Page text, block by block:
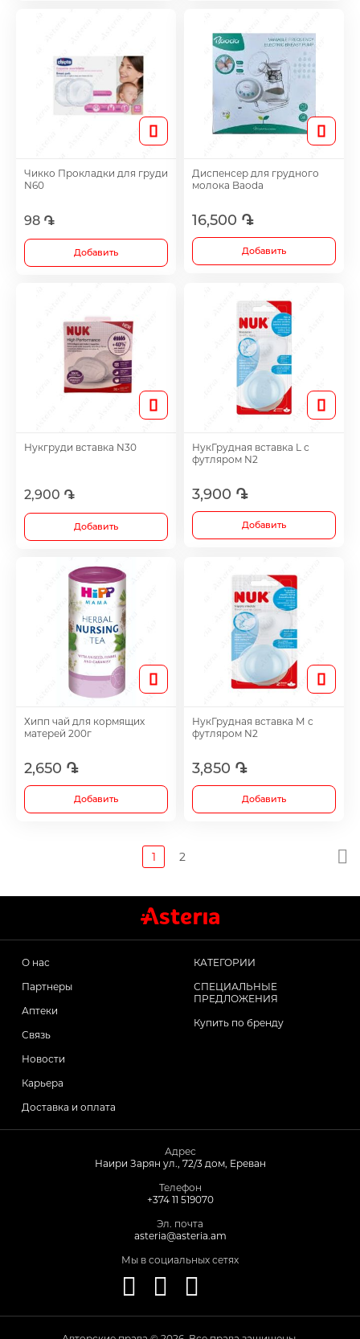
Все
Чикко Прокладки для груди
N60
98 ֏
Добавить
Диспенсер для грудного
молока Baoda
16,500 ֏
Добавить
Нукгруди вставка N30
2,900 ֏
Добавить
НукГрудная вставка L с
футляром N2
3,900 ֏
Добавить
Хипп чай для кормящих
матерей 200г
2,650 ֏
Добавить
НукГрудная вставка М с
футляром N2
3,850 ֏
Добавить
1 2
КАТЕГОРИИ
СПЕЦИАЛЬНЫЕ
ПРЕДЛОЖЕНИЯ
Купить по бренду
О нас
Партнеры
Аптеки
Связь
Новости
Карьера
Доставка и оплата
Адрес
Наири Зарян ул., 72/3 дом, Ереван
Телефон
+374 11 519070
Эл. почта
asteria@asteria.am
Мы в социальных сетях